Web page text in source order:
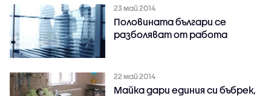
23 май 2014
Половината българи се
разболяват от работа
22 май 2014
Майка дари единия си бъбрек,